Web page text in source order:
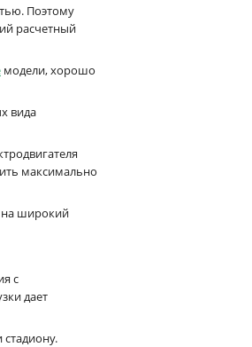
Поэтому
расчетный
модели, хорошо
вида
максимально
на широкий
с
дает